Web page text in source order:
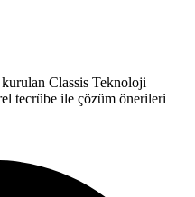
Classis Teknoloji
tecrübe ile çözüm önerileri